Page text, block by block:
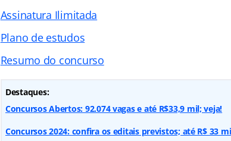
Assinatura Ilimitada
Plano de estudos
Resumo do concurso
Destaques:
Concursos Abertos: 92.074 vagas e até R$33,9 mil; veja!
Concursos 2024: confira os editais previstos; até R$ 33